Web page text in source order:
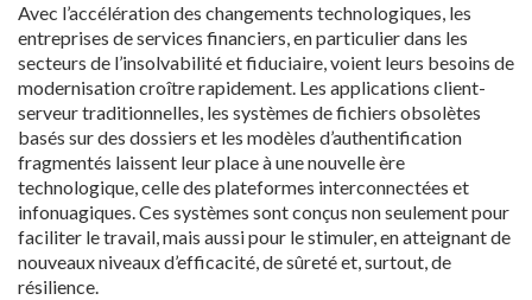
Avec l’accélération des changements technologiques, les
entreprises de services financiers, en particulier dans les
secteurs de l’insolvabilité et fiduciaire, voient leurs besoins de
modernisation croître rapidement. Les applications client-
serveur traditionnelles, les systèmes de fichiers obsolètes
basés sur des dossiers et les modèles d’authentification
fragmentés laissent leur place à une nouvelle ère
technologique, celle des plateformes interconnectées et
infonuagiques. Ces systèmes sont conçus non seulement pour
faciliter le travail, mais aussi pour le stimuler, en atteignant de
nouveaux niveaux d’efficacité, de sûreté et, surtout, de
résilience.